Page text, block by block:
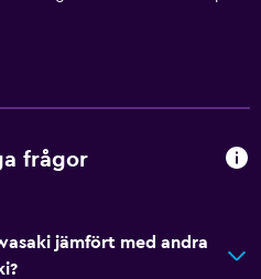
frågor
jämfört med andra